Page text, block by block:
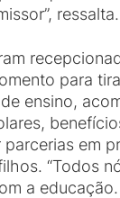
ressalta.
para
ensino,
em
“Todos
a